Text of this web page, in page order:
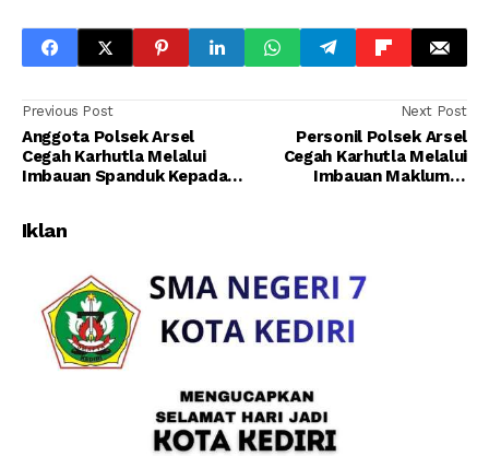
Previous Post
Anggota Polsek Arsel
Cegah Karhutla Melalui
Imbauan Spanduk Kepada
Next Post
Personil Polsek Arsel
Cegah Karhutla Melalui
Imbauan Maklumat
Iklan